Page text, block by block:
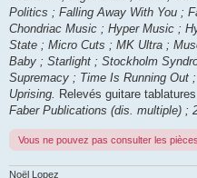
Politics ; Falling Away With You ;
Chondriac Music ; Hyper Music ;
State ; Micro Cuts ; MK Ultra ;
Baby ; Starlight ; Stockholm
Supremacy ; Time Is Running Out
Uprising. Relevés guitare tablatures.
Faber Publications (dis. multiple) ;
Vous ne pouvez pas consulter les
Noël Lopez